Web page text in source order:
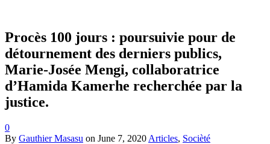
Procès 100 jours : poursuivie pour de
détournement des derniers publics,
Marie-Josée Mengi, collaboratrice
d’Hamida Kamerhe recherchée par la
justice.
0
By Gauthier Masasu on June 7, 2020 Articles, Socièté